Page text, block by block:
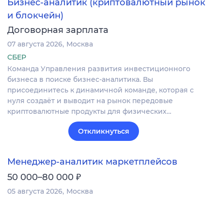
Бизнес-аналитик (криптовалютный рынок
и блокчейн)
Договорная зарплата
07 августа 2026 Москва
СБЕР
Команда Управления развития инвестиционного
бизнеса в поиске бизнес-аналитика. Вы
присоединитесь к динамичной команде, которая с
нуля создаёт и выводит на рынок передовые
криптовалютные продукты для физических…
Откликнуться
Менеджер-аналитик маркетплейсов
50 000–80 000 ₽
05 августа 2026 Москва